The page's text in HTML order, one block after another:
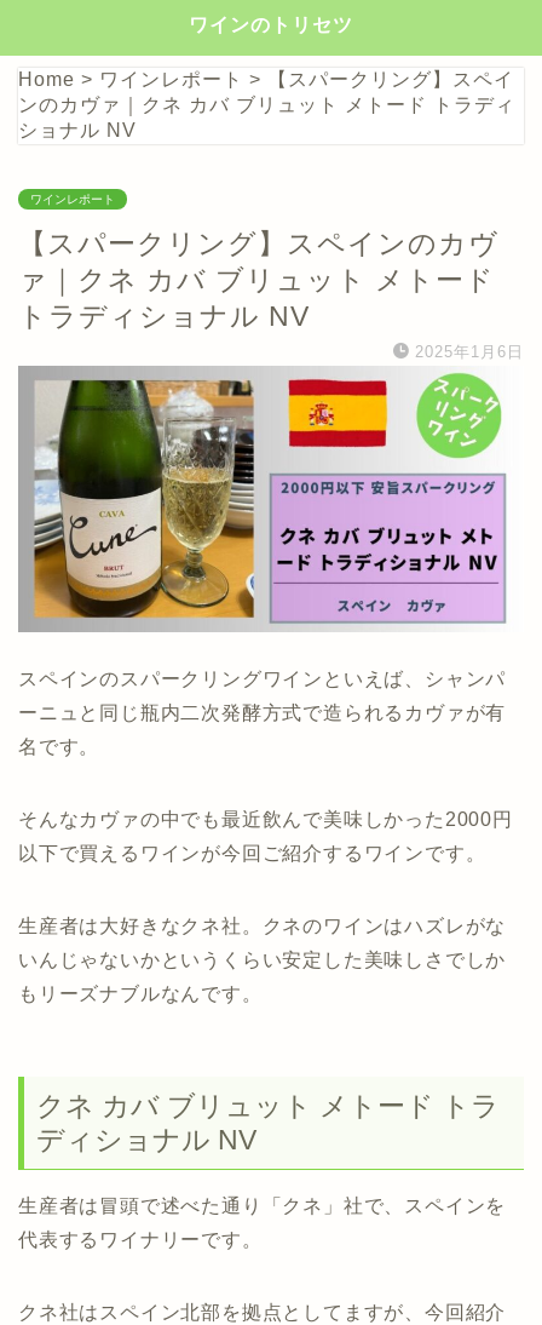
ワインのトリセツ
Home > ワインレポート >
【スパークリング】スペイ
ンのカヴァ｜クネ カバ ブリュット メトード トラディ
ショナル NV
ワインレポート
【スパークリング】スペインのカヴ
ァ｜クネ カバ ブリュット メトード
トラディショナル NV
2025年1月6日
スペインのスパークリングワインといえば、シャンパ
ーニュと同じ瓶内二次発酵方式で造られるカヴァが有
名です。
そんなカヴァの中でも最近飲んで美味しかった2000円
以下で買えるワインが今回ご紹介するワインです。
生産者は大好きなクネ社。クネのワインはハズレがな
いんじゃないかというくらい安定した美味しさでしか
もリーズナブルなんです。
クネ カバ ブリュット メトード トラ
ディショナル NV
生産者は冒頭で述べた通り「クネ」社で、スペインを
代表するワイナリーです。
クネ社はスペイン北部を拠点としてますが、今回紹介